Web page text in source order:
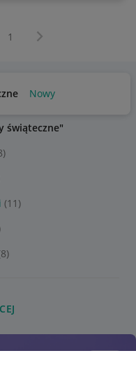
1 Następna strona
Nowy
świąteczne"
(11)